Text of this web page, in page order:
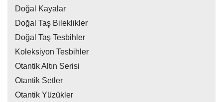
Doğal Kayalar
Doğal Taş Bileklikler
Doğal Taş Tesbihler
Koleksiyon Tesbihler
Otantik Altın Serisi
Otantik Setler
Otantik Yüzükler